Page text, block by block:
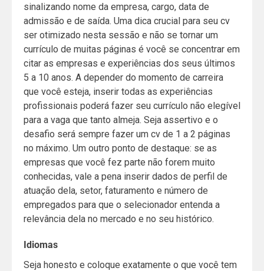
sinalizando nome da empresa, cargo, data de
admissão e de saída. Uma dica crucial para seu cv
ser otimizado nesta sessão e não se tornar um
currículo de muitas páginas é você se concentrar em
citar as empresas e experiências dos seus últimos
5 a 10 anos. A depender do momento de carreira
que você esteja, inserir todas as experiências
profissionais poderá fazer seu currículo não elegível
para a vaga que tanto almeja. Seja assertivo e o
desafio será sempre fazer um cv de 1 a 2 páginas
no máximo. Um outro ponto de destaque: se as
empresas que você fez parte não forem muito
conhecidas, vale a pena inserir dados de perfil de
atuação dela, setor, faturamento e número de
empregados para que o selecionador entenda a
relevância dela no mercado e no seu histórico.
Idiomas
Seja honesto e coloque exatamente o que você tem